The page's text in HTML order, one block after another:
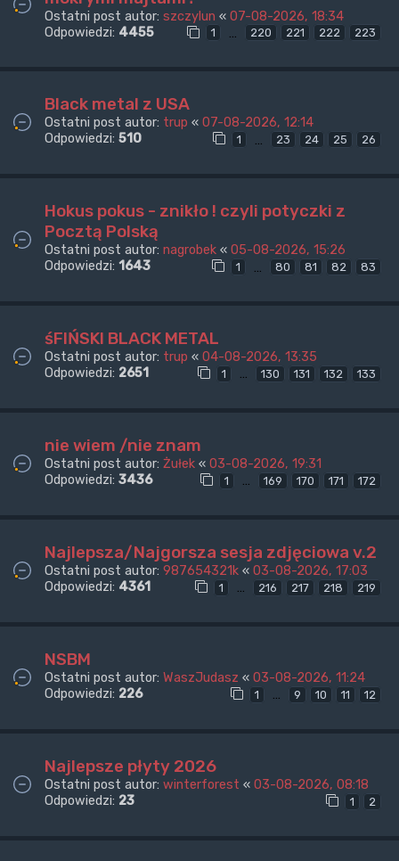
Ostatni post autor: szczylun « 07-08-2026, 18:34
Odpowiedzi: 4455 1 … 220 221 222 223
Black metal z USA
Ostatni post autor: trup « 07-08-2026, 12:14
Odpowiedzi: 510 1 … 23 24 25 26
Hokus pokus - znikło ! czyli potyczki z
Pocztą Polską
Ostatni post autor: nagrobek « 05-08-2026, 15:26
Odpowiedzi: 1643 1 80 81 82 83
śFIŃSKI BLACK METAL
Ostatni post autor: trup « 04-08-2026, 13:35
Odpowiedzi: 2651 1 … 130 131 132 133
nie wiem /nie znam
Ostatni post autor: Żułek « 03-08-2026, 19:31
Odpowiedzi: 3436 1 … 169 170 171 172
Najlepsza/Najgorsza sesja zdjęciowa v.2
Ostatni post autor: 987654321k « 03-08-2026, 17:03
Odpowiedzi: 4361 1 … 216 217 218 219
NSBM
Ostatni post autor: WaszJudasz « 03-08-2026, 11:24
Odpowiedzi: 226 1 … 9 10 11 12
Najlepsze płyty 2026
Ostatni post autor: winterforest « 03-08-2026, 08:18
Odpowiedzi: 23 1 2